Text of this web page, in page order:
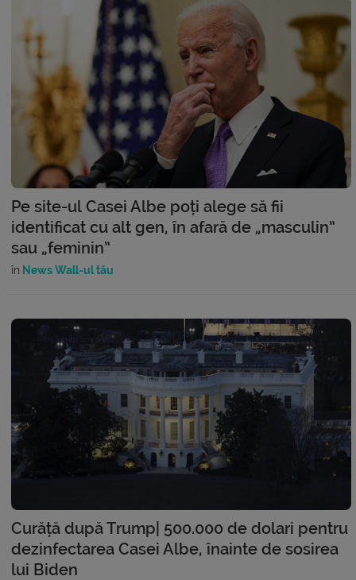
Pe site-ul Casei Albe poți alege să fii
identificat cu alt gen, în afară de „masculin”
sau „feminin”
în News Wall-ul tău
Curăță după Trump| 500.000 de dolari pentru
dezinfectarea Casei Albe, înainte de sosirea
lui Biden